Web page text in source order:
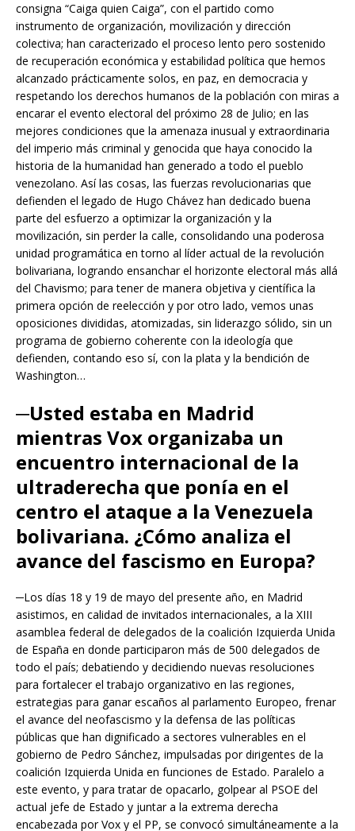
consigna “Caiga quien Caiga”, con el partido como
instrumento de organización, movilización y dirección
colectiva; han caracterizado el proceso lento pero sostenido
de recuperación económica y estabilidad política que hemos
alcanzado prácticamente solos, en paz, en democracia y
respetando los derechos humanos de la población con miras a
encarar el evento electoral del próximo 28 de Julio; en las
mejores condiciones que la amenaza inusual y extraordinaria
del imperio más criminal y genocida que haya conocido la
historia de la humanidad han generado a todo el pueblo
venezolano. Así las cosas, las fuerzas revolucionarias que
defienden el legado de Hugo Chávez han dedicado buena
parte del esfuerzo a optimizar la organización y la
movilización, sin perder la calle, consolidando una poderosa
unidad programática en torno al líder actual de la revolución
bolivariana, logrando ensanchar el horizonte electoral más allá
del Chavismo; para tener de manera objetiva y científica la
primera opción de reelección y por otro lado, vemos unas
oposiciones divididas, atomizadas, sin liderazgo sólido, sin un
programa de gobierno coherente con la ideología que
defienden, contando eso sí, con la plata y la bendición de
Washington…
─Usted estaba en Madrid
mientras Vox organizaba un
encuentro internacional de la
ultraderecha que ponía en el
centro el ataque a la Venezuela
bolivariana. ¿Cómo analiza el
avance del fascismo en Europa?
─Los días 18 y 19 de mayo del presente año, en Madrid
asistimos, en calidad de invitados internacionales, a la XIII
asamblea federal de delegados de la coalición Izquierda Unida
de España en donde participaron más de 500 delegados de
todo el país; debatiendo y decidiendo nuevas resoluciones
para fortalecer el trabajo organizativo en las regiones,
estrategias para ganar escaños al parlamento Europeo, frenar
el avance del neofascismo y la defensa de las políticas
públicas que han dignificado a sectores vulnerables en el
gobierno de Pedro Sánchez, impulsadas por dirigentes de la
coalición Izquierda Unida en funciones de Estado. Paralelo a
este evento, y para tratar de opacarlo, golpear al PSOE del
actual jefe de Estado y juntar a la extrema derecha
encabezada por Vox y el PP, se convocó simultáneamente a la